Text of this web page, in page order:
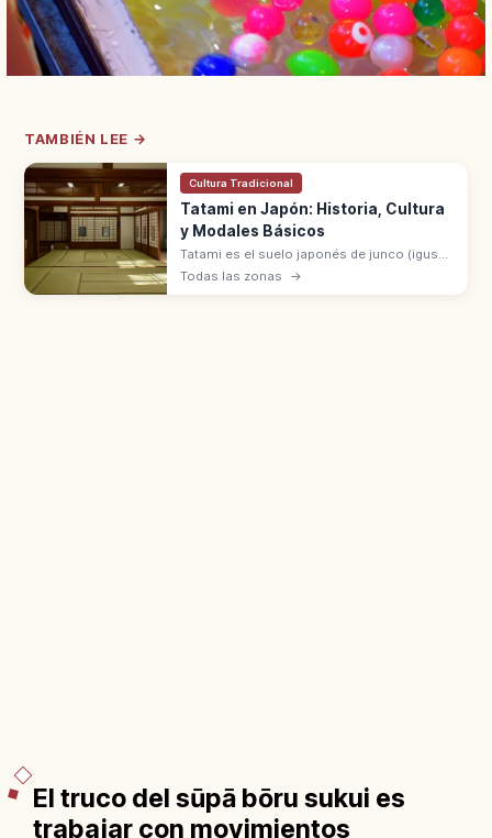
TAMBIÉN LEE →
Cultura Tradicional
Tatami en Japón: Historia, Cultura
y Modales Básicos
Tatami es el suelo japonés de junco (igusa),
símbolo del washitsu, generalizado desde
Todas las zonas →
El truco del sūpā bōru sukui es
trabajar con movimientos